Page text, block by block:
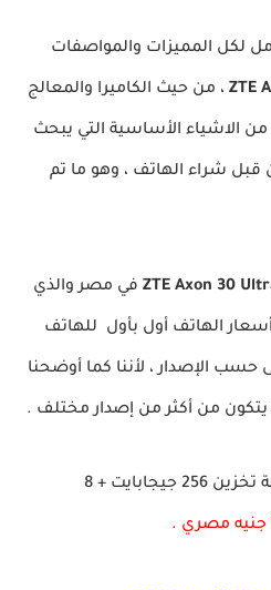
لكل المميزات والمواصفات
ZTE ، من حيث الكاميرا والمعالج
من الاشياء الأساسية التي يبحث
قبل شراء الهاتف ، وهو ما تم
في مصر والذي
الهاتف أول بأول للهاتف
الإصدار ، لأننا كما أوضحنا
سعر الإصدار ذو مساحة تخزين 256 جيجابايت + 8